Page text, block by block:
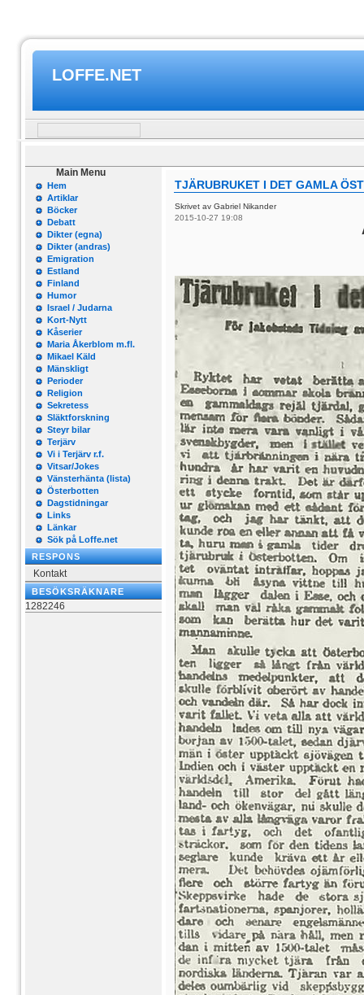
LOFFE.NET
Main Menu
Hem
Artiklar
Böcker
Debatt
Dikter (egna)
Dikter (andras)
Emigration
Estland
Finland
Humor
Israel / Judarna
Kort-Nytt
Kåserier
Maria Åkerblom m.fl.
Mikael Käld
Mänskligt
Perioder
Religion
Sekretess
Släktforskning
Steyr bilar
Terjärv
Vi i Terjärv r.f.
Vitsar/Jokes
Vänsterhänta (lista)
Österbotten
Dagstidningar
Links
Länkar
Sök på Loffe.net
RESPONS
Kontakt
BESÖKSRÄKNARE
1282246
TJÄRUBRUKET I DET GAMLA
Skrivet av Gabriel Nikander
2015-10-27 19:08